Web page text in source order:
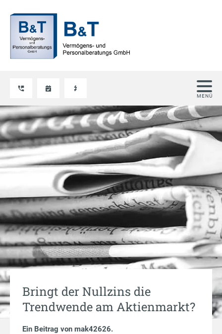
Bringt der Nullzins die
Trendwende am Aktienmarkt?
Ein Beitrag von mak42626.